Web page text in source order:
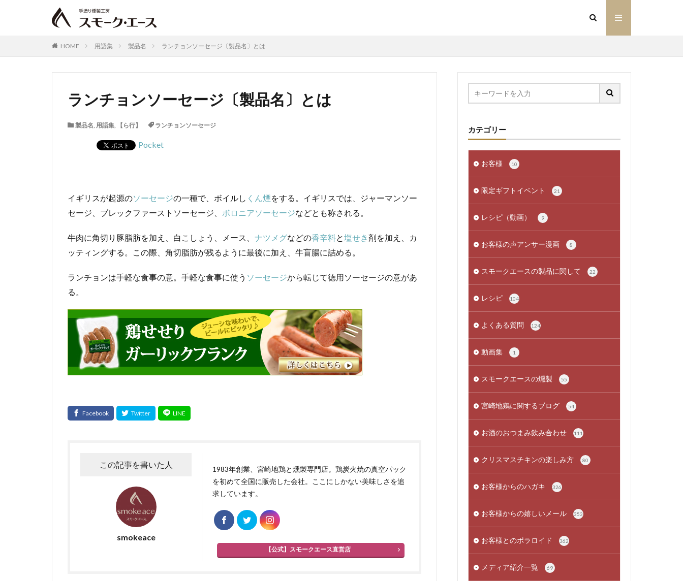
HOME 用語集 製品名 ランチョンソーセージ〔製品名〕とは
ランチョンソーセージ〔製品名〕とは
製品名, 用語集, 【ら行】 ランチョンソーセージ
Pocket
イギリスが起源のソーセージの一種で、ボイルし くん煙をする。イギリスでは、ジャーマンソー
セージ、ブレックファーストソーセージ、 ボロニアソーセージなどとも称される。
牛肉に角切り豚脂肪を加え、白こしょう、メース、 ナツメグなどの香辛料と塩せき剤を加え、カ
ッティングする。この際、角切脂肪が残るように最後に加え、牛盲腸に詰める。
ランチョンは手軽な食事の意。手軽な食事に使う ソーセージから転じて徳用ソーセージの意があ
る。
この記事を書いた人
smokeace
1983年創業、宮崎地鶏と燻製専門店。鶏炭火焼の真空パック
を初めて全国に販売した会社。ここにしかない美味しさを追
求しています。
【公式】スモークエース直営店
カテゴリー
お客様 10
限定ギフトイベント 21
レシピ（動画） 9
お客様の声アンサー漫画 8
スモークエースの製品に関して 22
レシピ 104
よくある質問 124
動画集 1
スモークエースの燻製 55
宮崎地鶏に関するブログ 54
お酒のおつまみ飲み合わせ 111
クリスマスチキンの楽しみ方 80
お客様からのハガキ 326
お客様からの嬉しいメール 353
お客様とのポラロイド 362
メディア紹介一覧 69